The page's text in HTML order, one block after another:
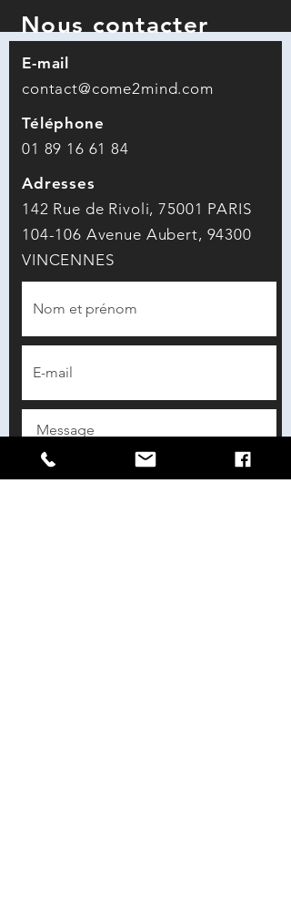
Nous contacter
E-mail
contact@come2mind.com
Téléphone
01 89 16 61 84
Adresses
142 Rue de Rivoli, 75001 PARIS
104-106 Avenue Aubert, 94300
VINCENNES